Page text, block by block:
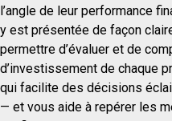
l’angle de leur performance
y est présentée de façon
permettre d’évaluer et de
d’investissement de chaque
qui facilite des décisions
— et vous aide à repérer les